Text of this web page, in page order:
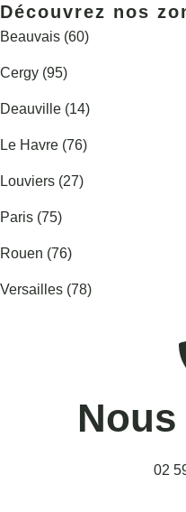
Découvrez nos
Beauvais (60)
Cergy (95)
Deauville (14)
Le Havre (76)
Louviers (27)
Paris (75)
Rouen (76)
Versailles (78)
02